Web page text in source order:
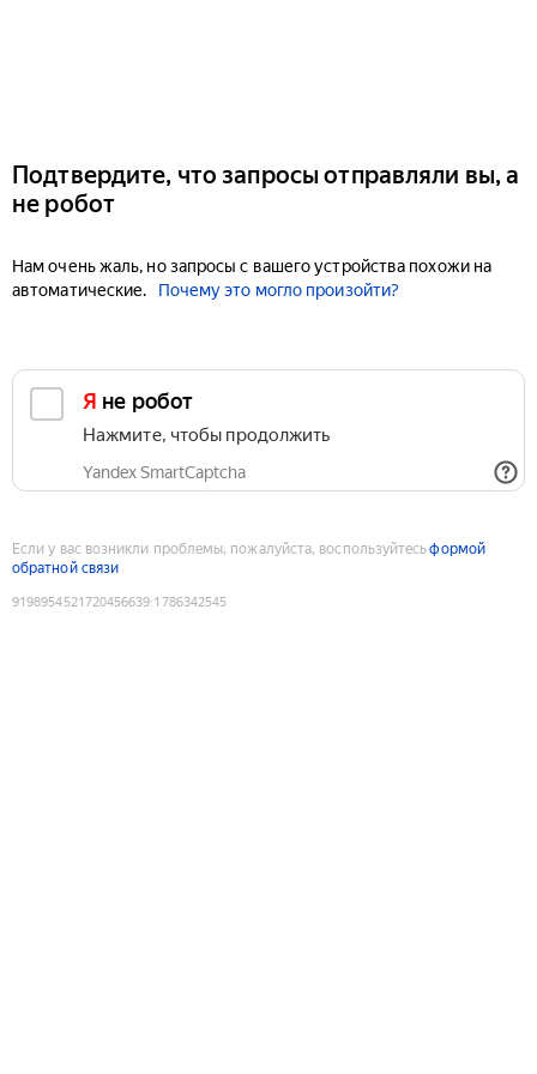
Подтвердите, что запросы отправляли вы, а
не робот
Нам очень жаль, но запросы с вашего устройства похожи на
автоматические.
Почему это могло произойти?
Я не робот
Нажмите, чтобы продолжить
Yandex SmartCaptcha
Если у вас возникли проблемы, пожалуйста, воспользуйтесьформой
обратной связи
9198954521720456639:1786342545